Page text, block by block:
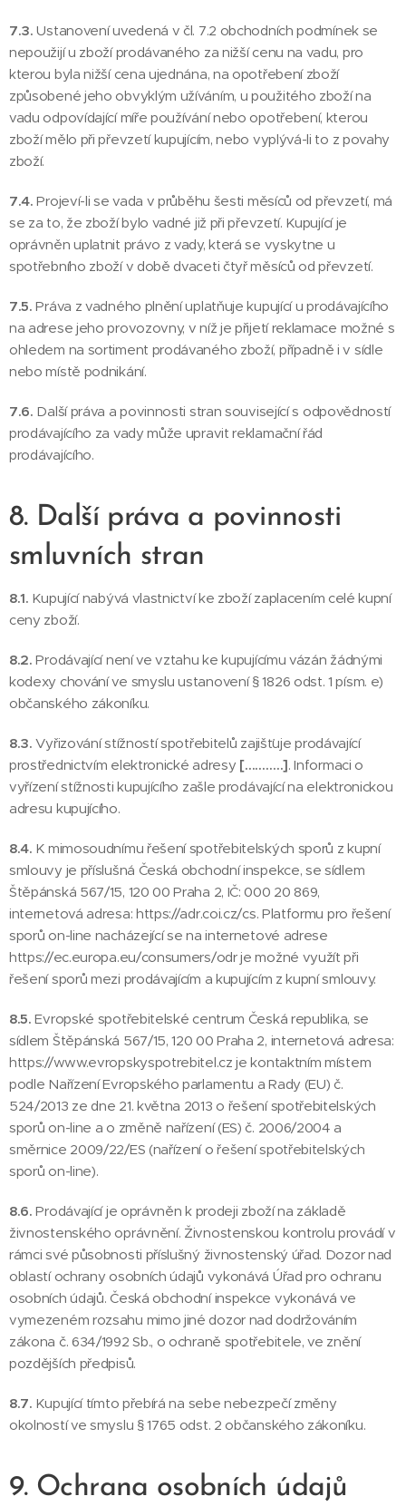
7.3.Ustanovení uvedená v čl. 7.2 obchodních podmínek se
nepoužijí u zboží prodávaného za nižší cenu na vadu, pro
kterou byla nižší cena ujednána, na opotřebení zboží
způsobené jeho obvyklým užíváním, u použitého zboží na
vadu odpovídající míře používání nebo opotřebení, kterou
zboží mělo při převzetí kupujícím, nebo vyplývá-li to z povahy
zboží.
7.4.Projeví-li se vada v průběhu šesti měsíců od převzetí, má
se za to, že zboží bylo vadné již při převzetí. Kupující je
oprávněn uplatnit právo z vady, která se vyskytne u
spotřebního zboží v době dvaceti čtyř měsíců od převzetí.
7.5.Práva z vadného plnění uplatňuje kupující u prodávajícího
na adrese jeho provozovny, v níž je přijetí reklamace možné s
ohledem na sortiment prodávaného zboží, případně i v sídle
nebo místě podnikání.
7.6. Další práva a povinnosti stran související s odpovědností
prodávajícího za vady může upravit reklamační řád
prodávajícího.
8. Další práva a povinnosti
smluvních stran
8.1. Kupující nabývá vlastnictví ke zboží zaplacením celé kupní
ceny zboží.
8.2.Prodávající není ve vztahu ke kupujícímu vázán žádnými
kodexy chování ve smyslu ustanovení § 1826 odst. 1 písm. e)
občanského zákoníku.
8.3.Vyřizování stížností spotřebitelů zajišťuje prodávající
prostřednictvím elektronické adresy [………..]. Informaci o
vyřízení stížnosti kupujícího zašle prodávající na elektronickou
adresu kupujícího.
8.4. K mimosoudnímu řešení spotřebitelských sporů z kupní
smlouvy je příslušná Česká obchodní inspekce, se sídlem
Štěpánská 567/15, 120 00 Praha 2, IČ: 000 20 869,
internetová adresa: https://adr.coi.cz/cs. Platformu pro řešení
sporů on-line nacházející se na internetové adrese
https://ec.europa.eu/consumers/odr je možné využít při
řešení sporů mezi prodávajícím a kupujícím z kupní smlouvy.
8.5.Evropské spotřebitelské centrum Česká republika, se
sídlem Štěpánská 567/15, 120 00 Praha 2, internetová adresa:
https://www.evropskyspotrebitel.cz je kontaktním místem
podle Nařízení Evropského parlamentu a Rady (EU) č.
524/2013 ze dne 21. května 2013 o řešení spotřebitelských
sporů on-line a o změně nařízení (ES) č. 2006/2004 a
směrnice 2009/22/ES (nařízení o řešení spotřebitelských
sporů on-line).
8.6.Prodávající je oprávněn k prodeji zboží na základě
živnostenského oprávnění. Živnostenskou kontrolu provádí v
rámci své působnosti příslušný živnostenský úřad. Dozor nad
oblastí ochrany osobních údajů vykonává Úřad pro ochranu
osobních údajů. Česká obchodní inspekce vykonává ve
vymezeném rozsahu mimo jiné dozor nad dodržováním
zákona č. 634/1992 Sb., o ochraně spotřebitele, ve znění
pozdějších předpisů.
8.7. Kupující tímto přebírá na sebe nebezpečí změny
okolností ve smyslu § 1765 odst. 2 občanského zákoníku.
9. Ochrana osobních údajů